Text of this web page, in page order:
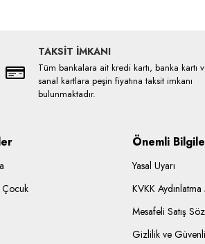
TAKSİT İMKANI
Tüm bankalara ait kredi kartı, banka kartı
sanal kartlara peşin fiyatına taksit imkanı
bulunmaktadır.
Çocuk
Önemli
Yasal Uyarı
KVKK Aydınlatma
Mesafeli Satış
Gizlilik ve